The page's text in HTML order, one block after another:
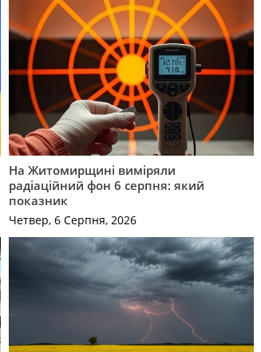
На Житомирщині виміряли
радіаційний фон 6 серпня: який
показник
Четвер, 6 Серпня, 2026